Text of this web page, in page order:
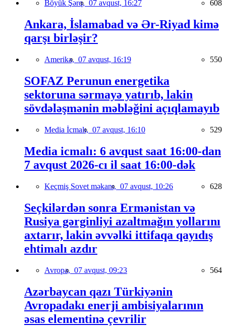
Böyük Şərq, 07 avqust, 16:27 608
Ankara, İslamabad və Ər-Riyad kimə
qarşı birləşir?
Amerika, 07 avqust, 16:19 550
SOFAZ Perunun energetika
sektoruna sərmayə yatırıb, lakin
sövdələşmənin məbləğini açıqlamayıb
Media İcmalı, 07 avqust, 16:10 529
Media icmalı: 6 avqust saat 16:00-dan
7 avqust 2026-cı il saat 16:00-dək
Keçmiş Sovet məkanı, 07 avqust, 10:26 628
Seçkilərdən sonra Ermənistan və
Rusiya gərginliyi azaltmağın yollarını
axtarır, lakin əvvəlki ittifaqa qayıdış
ehtimalı azdır
Avropa, 07 avqust, 09:23 564
Azərbaycan qazı Türkiyənin
Avropadakı enerji ambisiyalarının
əsas elementinə çevrilir